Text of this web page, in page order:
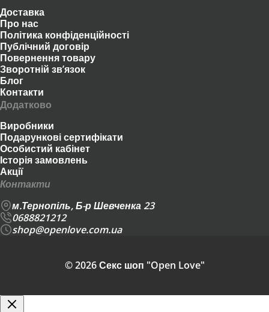
Доставка
Про нас
Політика конфіденційності
Публічний договір
Повернення товару
Зворотній зв’язок
Блог
Контакти
Додатково
Виробники
Подарункові сертифікати
Особистий кабінет
Історія замовлень
Акції
Контакти
м.Тернопіль, Б-р Шевченка 23
0688821212
shop@openlove.com.ua
© 2026 Секс шоп "Open Love"